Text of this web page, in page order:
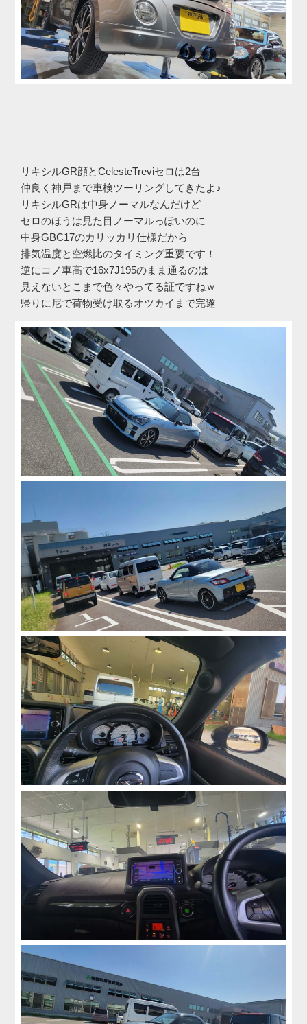
リキシルGR顔とCelesteTreviセロは2台
仲良く神戸まで車検ツーリングしてきたよ♪
リキシルGRは中身ノーマルなんだけど
セロのほうは見た目ノーマルっぽいのに
中身GBC17のカリッカリ仕様だから
排気温度と空燃比のタイミング重要です！
逆にコノ車高で16x7J195のまま通るのは
見えないとこまで色々やってる証ですねｗ
帰りに尼で荷物受け取るオツカイまで完遂